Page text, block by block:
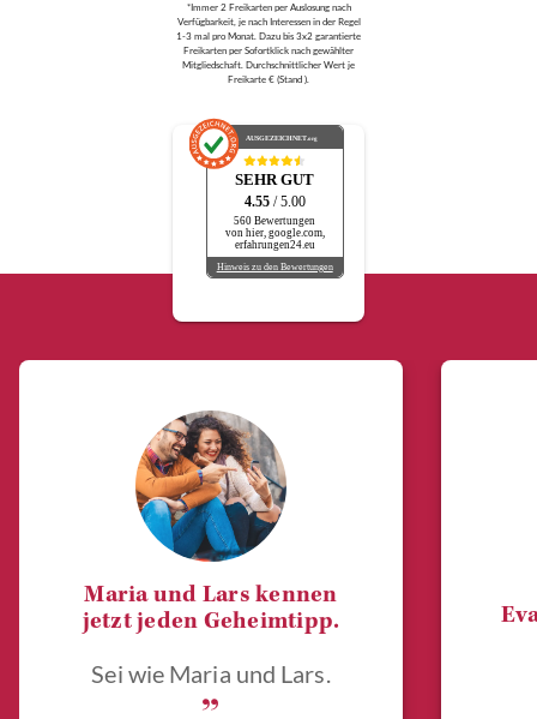
*Immer 2 Freikarten per Auslosung nach
Verfügbarkeit, je nach Interessen in der Regel
1-3 mal pro Monat. Dazu bis 3x2 garantierte
Freikarten per Sofortklick nach gewählter
Mitgliedschaft. Durchschnittlicher Wert je
Freikarte € (Stand ).
AUSGEZEICHNET.org
SEHR GUT
4.55 / 5.00
560 Bewertungen
von hier, google.com,
erfahrungen24.eu
Hinweis zu den Bewertungen
Maria und Lars kennen
jetzt jeden Geheimtipp.
Sei wie Maria und Lars.
„